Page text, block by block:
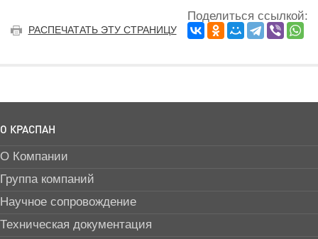
РАСПЕЧАТАТЬ ЭТУ СТРАНИЦУ
Поделиться ссылкой:
О КРАСПАН
О Компании
Группа компаний
Научное сопровождение
Техническая документация